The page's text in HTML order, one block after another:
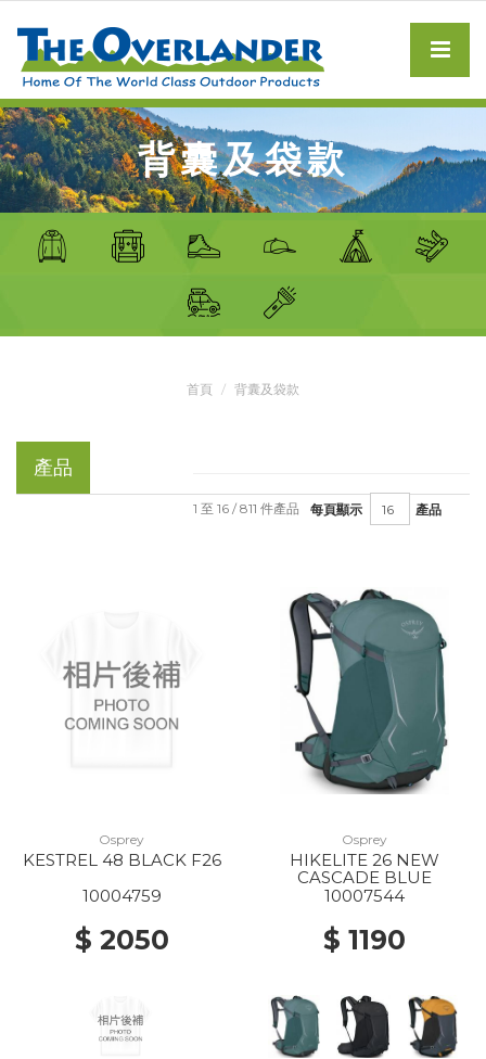
背囊及袋款
首頁 背囊及袋款
產品
每頁顯示 產品
1 至 16 / 811 件產品
Osprey
KESTREL 48 BLACK F26
10004759
$ 2050
Osprey
HIKELITE 26 NEW
CASCADE BLUE
10007544
$ 1190